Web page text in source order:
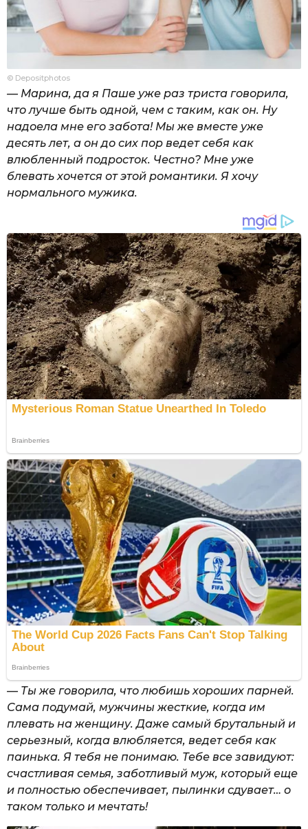
© Depositphotos
— Марина, да я Паше уже раз триста говорила,
что лучше быть одной, чем с таким, как он. Ну
надоела мне его забота! Мы же вместе уже
десять лет, а он до сих пор ведет себя как
влюбленный подросток. Честно? Мне уже
блевать хочется от этой романтики. Я хочу
нормального мужика.
— Ты же говорила, что любишь хороших парней.
Сама подумай, мужчины жесткие, когда им
плевать на женщину. Даже самый брутальный и
серьезный, когда влюбляется, ведет себя как
паинька. Я тебя не понимаю. Тебе все завидуют:
счастливая семья, заботливый муж, который еще
и полностью обеспечивает, пылинки сдувает… о
таком только и мечтать!